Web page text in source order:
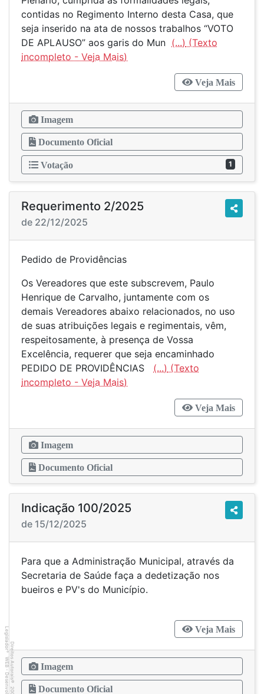
contidas no Regimento Interno desta Casa, que
seja inserido na ata de nossos trabalhos “VOTO
DE APLAUSO” aos garis do Mun (...)
Veja Mais
Imagem
Documento Oficial
Votação 1
Requerimento 2/2025
de 22/12/2025
Pedido de Providências
Os Vereadores que este subscrevem, Paulo
Henrique de Carvalho, juntamente com os
demais Vereadores abaixo relacionados, no uso
de suas atribuições legais e regimentais, vêm,
respeitosamente, à presença de Vossa
Excelência, requerer que seja encaminhado
PEDIDO DE PROVIDÊNCIAS (...)
Veja Mais
Imagem
Documento Oficial
Indicação 100/2025
de 15/12/2025
Para que a Administração Municipal, através da
Secretaria de Saúde faça a dedetização nos
bueiros e PV's do Município.
Veja Mais
Imagem
Documento Oficial
Direitos Autorais
©
Legislador
®